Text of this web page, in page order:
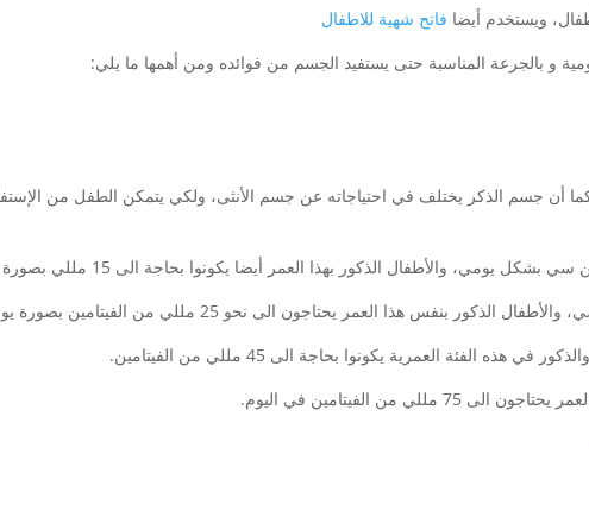
ويستخدم أيضا فاتح شهية للاطفال
و بالجرعة المناسبة حتى يستفيد الجسم من فوائده ومن أهمها ما يلي:
كما أن جسم الذكر يختلف في احتياجاته عن جسم الأنثى، ولكي يتمكن الطفل من